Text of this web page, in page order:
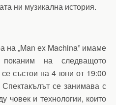
ни музикална история.
на „Man еx Machina” имаме
на следващото
състои на 4 юни от 19:00
се занимава с
човек и технологии, които